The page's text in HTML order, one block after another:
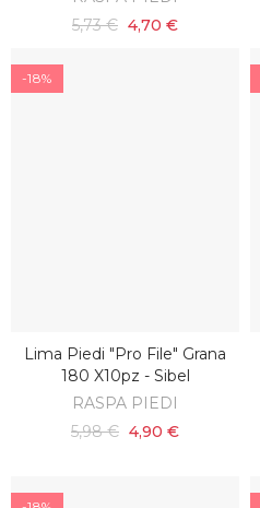
5,73 € 4,70 €
-18%
AGGIUNGI AL CARRELLO
Lima Piedi "pro File" Grana
180 X10pz - Sibel
RASPA PIEDI
5,98 € 4,90 €